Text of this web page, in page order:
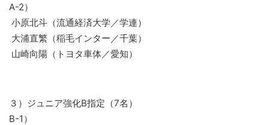
A-2）
小原北斗（流通経済大学／学連）
大浦直繁（稲毛インター／千葉）
山崎向陽（トヨタ車体／愛知）
３）ジュニア強化B指定（7名）
B-1）